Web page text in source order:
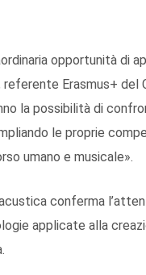
opportunità di
Erasmus+ del
la possibilità di
le proprie
umano e musicale».
conferma
applicate alla